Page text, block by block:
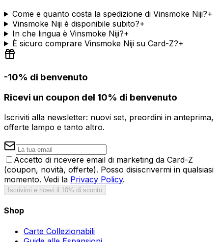
Come e quanto costa la spedizione di Vinsmoke Niji?+
Vinsmoke Niji è disponibile subito?+
In che lingua è Vinsmoke Niji?+
È sicuro comprare Vinsmoke Niji su Card-Z?+
-10% di benvenuto
Ricevi un coupon del 10% di benvenuto
Iscriviti alla newsletter: nuovi set, preordini in anteprima,
offerte lampo e tanto altro.
Accetto di ricevere email di marketing da Card-Z
(coupon, novità, offerte). Posso disiscrivermi in qualsiasi
momento. Vedi la Privacy Policy.
Iscrivimi e ricevi il 10% di sconto
Shop
Carte Collezionabili